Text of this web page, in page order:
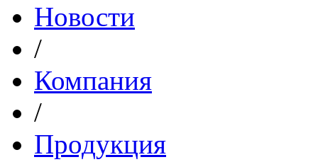
Новости
/
Компания
/
Продукция